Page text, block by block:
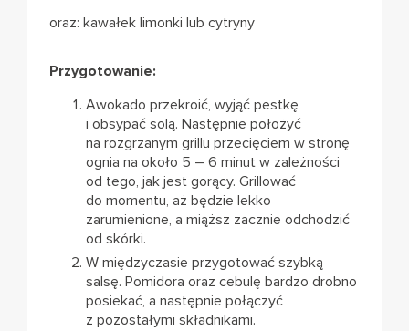
oraz: kawałek limonki lub cytryny
Przygotowanie:
Awokado przekroić, wyjąć pestkę
i obsypać solą. Następnie położyć
na rozgrzanym grillu przecięciem w stronę
ognia na około 5 – 6 minut w zależności
od tego, jak jest gorący. Grillować
do momentu, aż będzie lekko
zarumienione, a miąższ zacznie odchodzić
od skórki.
W międzyczasie przygotować szybką
salsę. Pomidora oraz cebulę bardzo drobno
posiekać, a następnie połączyć
z pozostałymi składnikami.